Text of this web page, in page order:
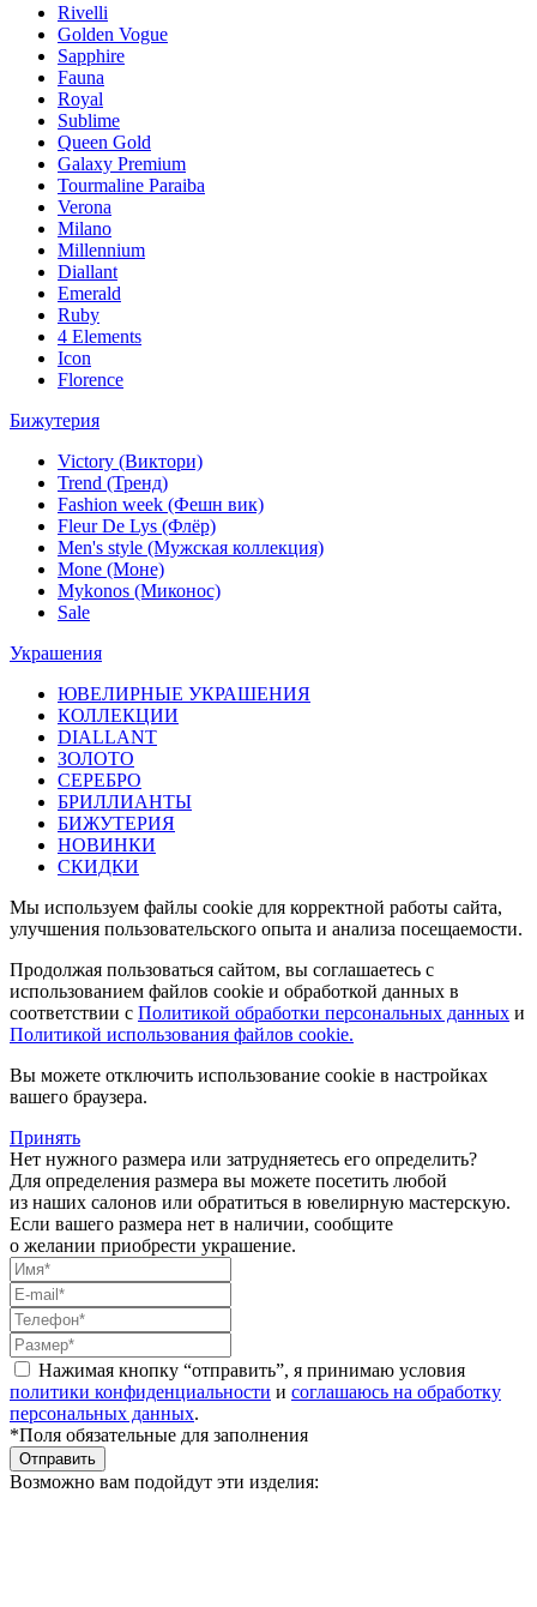
Rivelli
Golden Vogue
Sapphire
Fauna
Royal
Sublime
Queen Gold
Galaxy Premium
Tourmaline Paraiba
Verona
Milano
Millennium
Diallant
Emerald
Ruby
4 Elements
Icon
Florence
Бижутерия
Victory (Виктори)
Trend (Тренд)
Fashion week (Фешн вик)
Fleur De Lys (Флёр)
Men's style (Мужская коллекция)
Mone (Моне)
Mykonos (Миконос)
Sale
Украшения
ЮВЕЛИРНЫЕ УКРАШЕНИЯ
КОЛЛЕКЦИИ
DIALLANT
ЗОЛОТО
СЕРЕБРО
БРИЛЛИАНТЫ
БИЖУТЕРИЯ
НОВИНКИ
СКИДКИ
Мы используем файлы cookie для корректной работы сайта,
улучшения пользовательского опыта и анализа посещаемости.
Продолжая пользоваться сайтом, вы соглашаетесь с
использованием файлов cookie и обработкой данных в
соответствии с Политикой обработки персональных данных и
Политикой использования файлов cookie.
Вы можете отключить использование cookie в настройках
вашего браузера.
Принять
Нет нужного размера или затрудняетесь его определить?
Для определения размера вы можете посетить любой
из наших салонов или обратиться в ювелирную мастерскую.
Если вашего размера нет в наличии, сообщите
о желании приобрести украшение.
Нажимая кнопку “отправить”, я принимаю условия
политики конфиденциальности и соглашаюсь на обработку
персональных данных.
*Поля обязательные для заполнения
Отправить
Возможно вам подойдут эти изделия: